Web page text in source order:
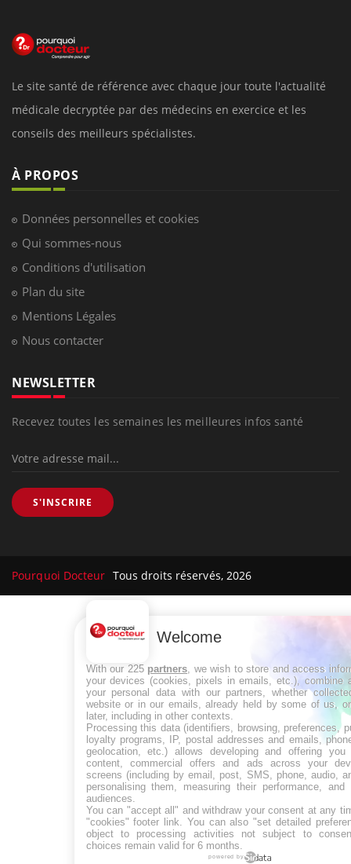
Le site santé de référence avec chaque jour toute l'actualité
médicale decryptée par des médecins en exercice et les
conseils des meilleurs spécialistes.
À PROPOS
Données personnelles et cookies
Qui sommes-nous
Conditions d'utilisation
Plan du site
Mentions Légales
Nous contacter
NEWSLETTER
Recevez toutes les semaines les meilleures infos santé
S'INSCRIRE
Pourquoi Docteur Tous droits réservés, 2026
Welcome
With our 225 partners , we wish to store and access
your devices (cookies, pixels in emails, etc.), combine
your personal data with our partners, whether
website or in our emails, already held by some of us,
later, including in other contexts.
Processing this data (identifiers, browsing, preferences,
loyalty programs, IP, postal addresses and emails,
geolocation, etc.) allows developing and offering you
content, commercial offers and ads across your
screens (including by email, post, SMS, phone, audio,
personalising them, measuring their performance, and
audiences.
You can "accept all" and withdraw your consent at any
"cookies" footer link . You can also "set detailed
object to processing activities not subject to
choices remain valid for 6 months.
powered by